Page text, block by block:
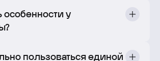
особенности у
пользоваться единой